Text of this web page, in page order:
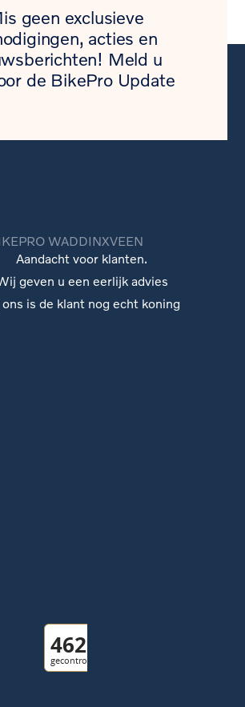
geen exclusieve
acties en
Meld u
de BikePro Update
WADDINXVEEN
Aandacht voor klanten.
geven u een eerlijk advies
ons is de klant nog echt koning